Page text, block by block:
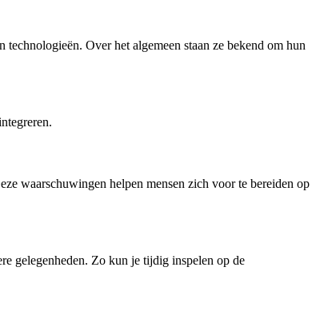
Over het algemeen staan ze bekend om hun
waarschuwingen helpen mensen zich voor te bereiden op
gelegenheden. Zo kun je tijdig inspelen op de